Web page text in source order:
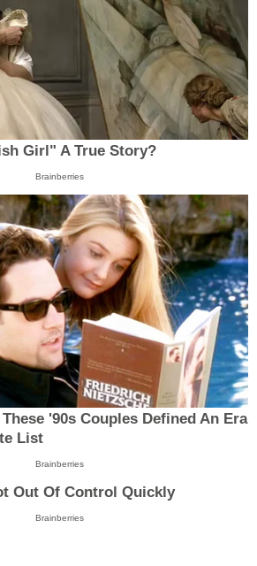
Girl" A True Story?
Brainberries
'90s Couples Defined An Era
List
Brainberries
Out Of Control Quickly
Brainberries